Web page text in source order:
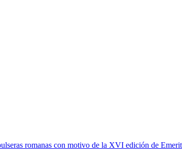
romanas con motivo de la XVI edición de